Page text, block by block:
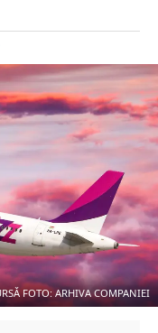
FOTO: ARHIVA COMPANIEI